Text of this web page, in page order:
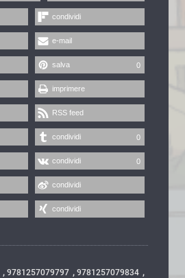
condividi
e-mail
salva 0
imprimere
RSS feed
condividi 0
condividi 0
condividi
condividi
, 9781257079797 , 9781257079834 ,